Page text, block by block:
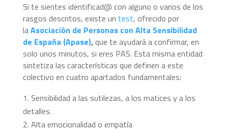
Si te sientes identificad@ con alguno o varios de los
rasgos descritos, existe un test, ofrecido por
laAsociación de Personas con Alta Sensibilidad
de España (Apase),que te ayudará a confirmar, en
solo unos minutos, si eres PAS. Esta misma entidad
sintetiza las características que definen a este
colectivo en cuatro apartados fundamentales:
Sensibilidad a las sutilezas, a los matices y a los
detalles.
Alta emocionalidad o empatía